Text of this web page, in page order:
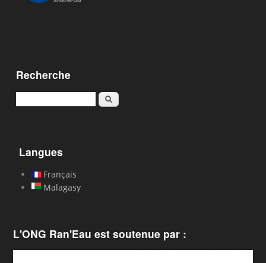
Recherche
Rechercher
Langues
Français
Malagasy
L'ONG Ran'Eau est soutenue par :